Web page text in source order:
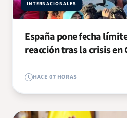
INTERNACIONALES
España pone fecha
reacción tras la crisis en
HACE 07 HORAS